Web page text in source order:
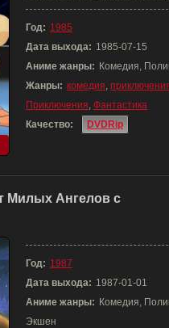
Год: 1985
Дата выхода: 1985-07-15
Аниме жанры: Комедия,
Жанры: комедия,
Приключения, Фантастика
Качество:
DVDRip
Милых Ангелов с
Год: 1987
Дата выхода: 1987-01-01
Аниме жанры: Комедия,
Экшен